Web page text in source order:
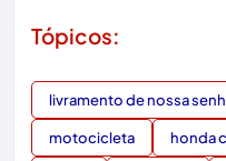
Tópicos:
livramento de nossa
motocicleta honda